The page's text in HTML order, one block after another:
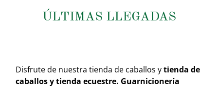
ÚLTIMAS LLEGADAS
Disfrute de nuestra tienda de caballos ytienda de
caballos y tienda ecuestre. Guarnicionería